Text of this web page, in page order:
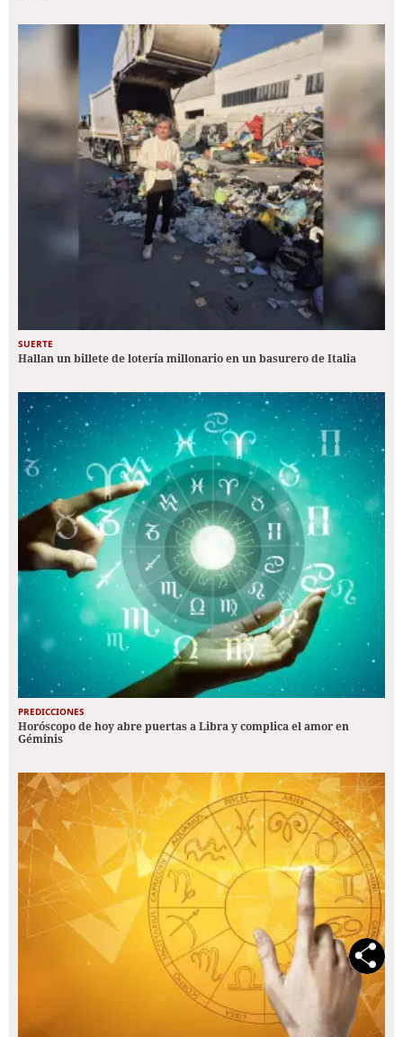
SUERTE
Hallan un billete de lotería millonario en un basurero de Italia
PREDICCIONES
Horóscopo de hoy abre puertas a Libra y complica el amor en
Géminis